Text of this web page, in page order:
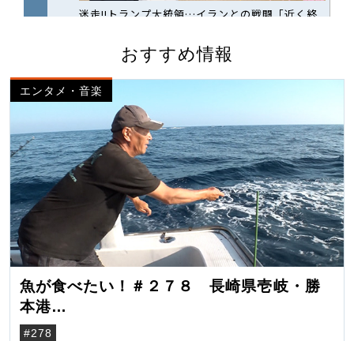
おすすめ情報
エンタメ・音楽
魚が食べたい！＃２７８ 長崎県壱岐・勝
本港
（クロマグロ）
#278